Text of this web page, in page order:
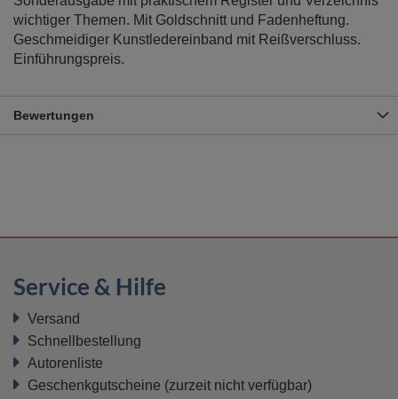
wichtiger Themen. Mit Goldschnitt und Fadenheftung.
Geschmeidiger Kunstledereinband mit Reißverschluss.
Einführungspreis.
Bewertungen
Service & Hilfe
Versand
Schnellbestellung
Autorenliste
Geschenkgutscheine (zurzeit nicht verfügbar)